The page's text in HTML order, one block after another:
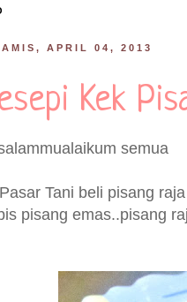
APRIL 04, 2013
Kek
semua
Tani beli pisang
pisang emas..pisang